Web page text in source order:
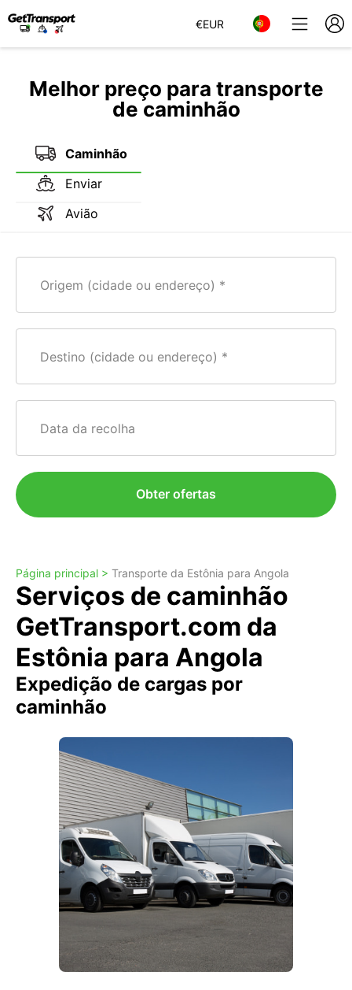
€EUR
Melhor preço para transporte
de caminhão
Caminhão
Enviar
Avião
Origem (cidade ou endereço)
Destino (cidade ou endereço)
Data da recolha
Obter ofertas
Página principal > Transporte da Estônia para Angola
Serviços de caminhão
GetTransport.com da
Estônia para Angola
Expedição de cargas por
caminhão